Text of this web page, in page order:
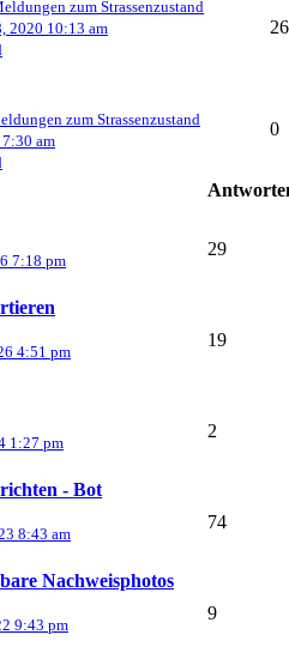
zum Strassenzustand
2020 10:13 am
26
zum Strassenzustand
am
0
7:18 pm
29
4:51 pm
19
1:27 pm
2
- Bot
8:43 am
74
Nachweisphotos
9:43 pm
9